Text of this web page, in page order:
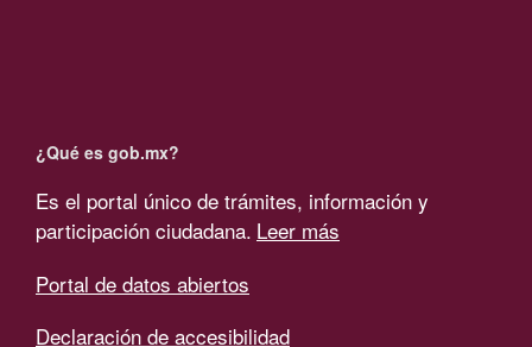
¿Qué es gob.mx?
Es el portal único de trámites, información y
participación ciudadana. Leer más
Portal de datos abiertos
Declaración de accesibilidad